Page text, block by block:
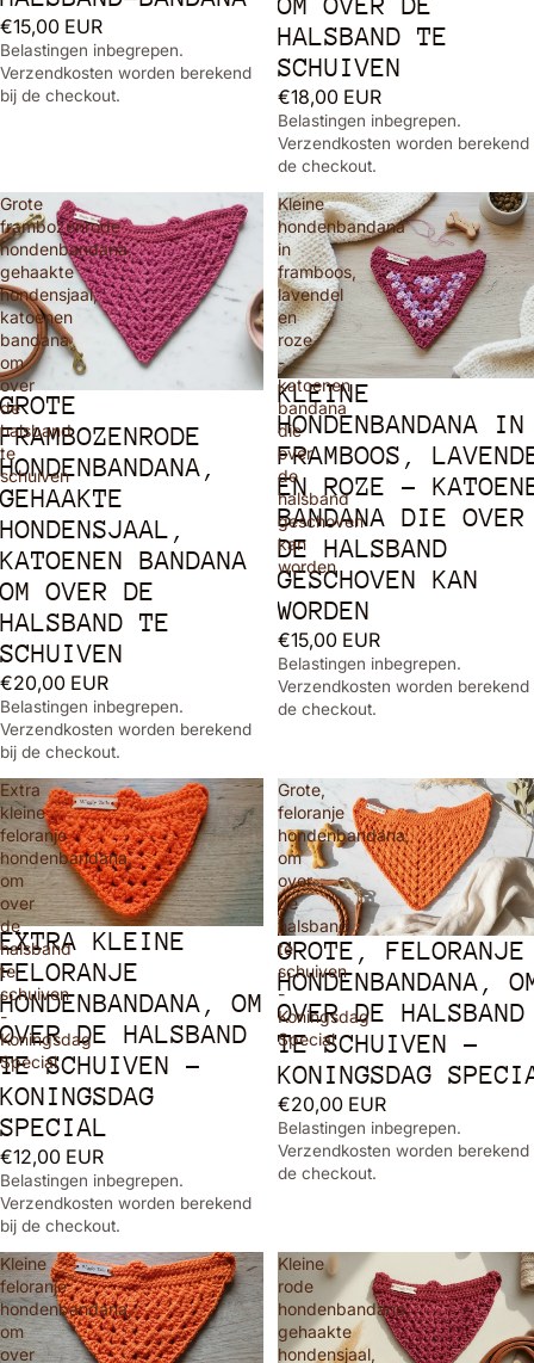
€15,00 EUR
Belastingen inbegrepen.
Verzendkosten worden berekend
bij de checkout.
HALSBAND TE
SCHUIVEN
€18,00 EUR
Belastingen inbegrepen.
Verzendkosten worden berekend
de checkout.
Grote
frambozenrode
hondenbandana,
gehaakte
hondensjaal,
katoenen
bandana
om
over
de
halsband
te
schuiven
GROTE
FRAMBOZENRODE
HONDENBANDANA,
GEHAAKTE
HONDENSJAAL,
KATOENEN BANDANA
OM OVER DE
HALSBAND TE
SCHUIVEN
€20,00 EUR
Belastingen inbegrepen.
Verzendkosten worden berekend
bij de checkout.
Kleine
hondenbandana
in
framboos,
lavendel
en
roze
-
katoenen
bandana
die
over
de
halsband
geschoven
kan
worden
KLEINE
HONDENBANDANA IN
FRAMBOOS,
EN ROZE -
BANDANA DIE OVER
DE HALSBAND
GESCHOVEN KAN
WORDEN
€15,00 EUR
Belastingen inbegrepen.
Verzendkosten worden berekend
de checkout.
Extra
kleine
feloranje
hondenbandana,
om
over
de
halsband
te
schuiven
-
Koningsdag
Special
EXTRA KLEINE
FELORANJE
HONDENBANDANA, OM
OVER DE HALSBAND
TE SCHUIVEN -
KONINGSDAG
SPECIAL
€12,00 EUR
Belastingen inbegrepen.
Verzendkosten worden berekend
bij de checkout.
Grote,
feloranje
hondenbandana,
om
over
de
halsband
te
schuiven
-
Koningsdag
Special
GROTE, FELORANJE
HONDENBANDANA,
OVER DE HALSBAND
TE SCHUIVEN -
KONINGSDAG
€20,00 EUR
Belastingen inbegrepen.
Verzendkosten worden berekend
de checkout.
Kleine
feloranje
hondenbandana,
om
over
Kleine
rode
hondenbandana,
gehaakte
hondensjaal,